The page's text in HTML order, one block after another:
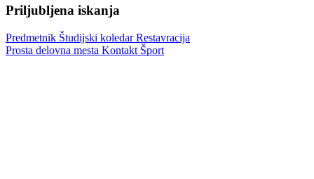
Priljubljena iskanja
Predmetnik Študijski koledarRestavracija
Prosta delovna mesta Kontakt Šport